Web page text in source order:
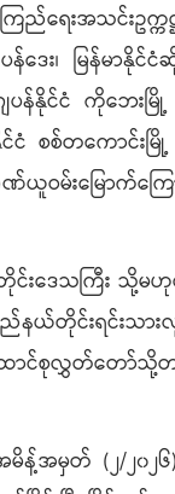
ည်ရေးအသင်းဥက္က
ဒေး၊ မြန်မာနို
န်နိုင်ငံ ကိုဘေးမြို့
ငံ စစ်တကောင်းမ
ဝမ်းမြောက်ကြ
းဒေသကြီး သို့မ
တိုင်းရင်းသားလူမျို
ာင်စုလွှတ်တော်သို့တ
အမှတ် (၂/၂၀၂၆)